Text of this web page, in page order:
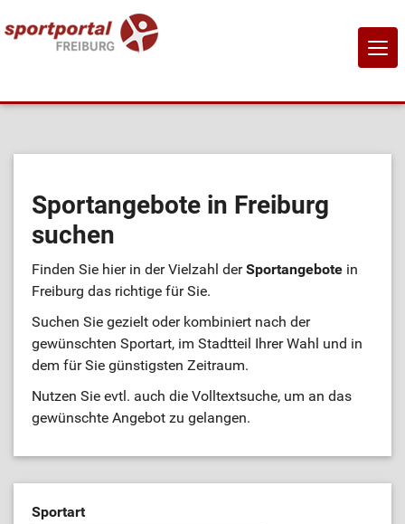
Sportanbietende
Sportstätten
Job-Börse
Kontakt
Sportangebote in Freiburg
suchen
Finden Sie hier in der Vielzahl derSportangebote in
Freiburg das richtige für Sie.
Suchen Sie gezielt oder kombiniert nach der
gewünschten Sportart, im Stadtteil Ihrer Wahl und in
dem für Sie günstigsten Zeitraum.
Nutzen Sie evtl. auch die Volltextsuche, um an das
gewünschte Angebot zu gelangen.
Sportart